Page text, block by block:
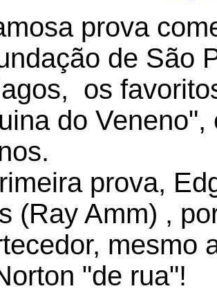
prova
de São
os
do
prova,
(Ray Amm) ,
mesmo
"de rua"!